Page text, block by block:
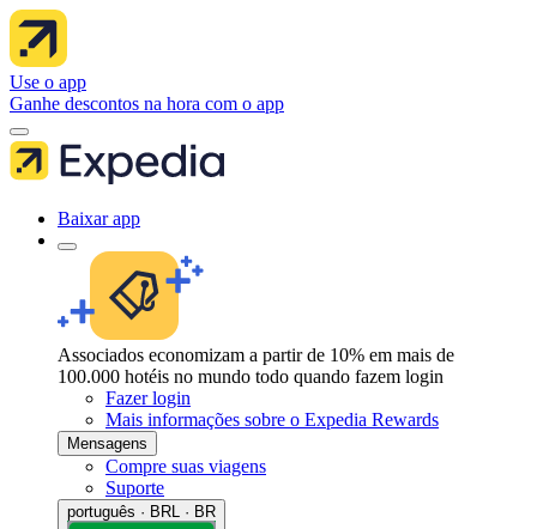
Use o app
Ganhe descontos na hora com o app
Baixar app
Associados economizam a partir de 10% em mais de
100.000 hotéis no mundo todo quando fazem login
Fazer login
Mais informações sobre o Expedia Rewards
Mensagens
Compre suas viagens
Suporte
português · BRL · BR